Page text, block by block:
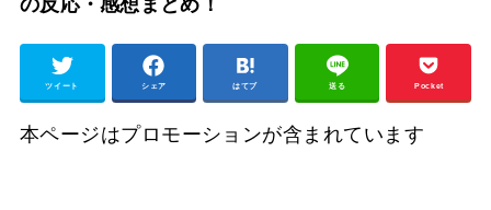
ツイート シェア はてブ 送る Pocket
本ページはプロモーションが含まれています